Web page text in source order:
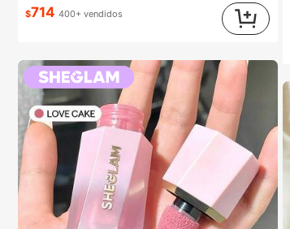
$714 400+ vendidos